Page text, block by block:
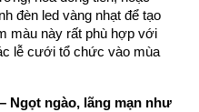
đèn led vàng nhạt để tạo
màu này rất phù hợp với
lễ cưới tổ chức vào mùa
Ngọt ngào, lãng mạn như